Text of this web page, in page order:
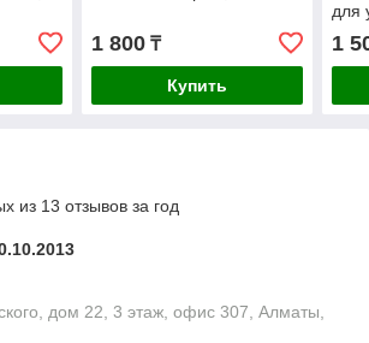
1 800₸
Купить
для
1
из 13 отзывов за год
дом 22, 3 этаж, офис 307, Алматы,